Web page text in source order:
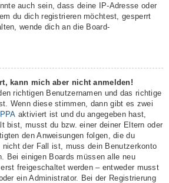
auch sein, dass deine IP-Adresse oder
du dich registrieren möchtest, gesperrt
wende dich an die Board-
kann mich aber nicht anmelden!
richtigen Benutzernamen und das richtige
Wenn diese stimmen, dann gibt es zwei
aktiviert ist und du angegeben hast,
bist, musst du bzw. einer deiner Eltern oder
den Anweisungen folgen, die du
der Fall ist, muss dein Benutzerkonto
Bei einigen Boards müssen alle neu
freigeschaltet werden – entweder musst
ein Administrator. Bei der Registrierung